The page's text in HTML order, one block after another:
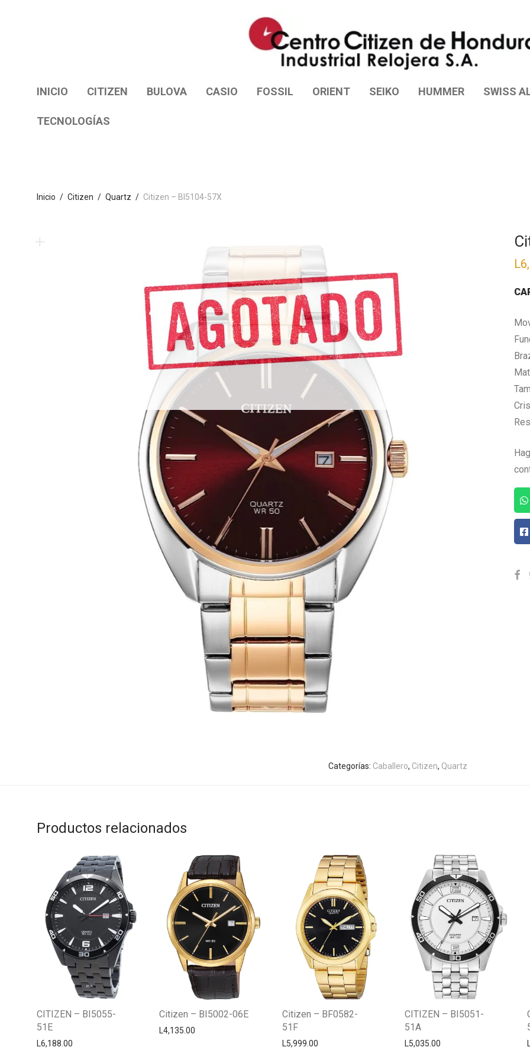
INICIO CITIZEN BULOVA CASIO FOSSIL ORIENT SEIKO HUMMER SWISS
TECNOLOGÍAS
Inicio / Citizen / Quartz / Citizen – BI5104-57X
L
Categorías: Caballero, Citizen, Quartz
Productos relacionados
CITIZEN – BI5055-
51E
L6,188.00
Citizen – BI5002-06E
L4,135.00
Citizen – BF0582-
51F
L5,999.00
CITIZEN – BI5051-
51A
L5,035.00